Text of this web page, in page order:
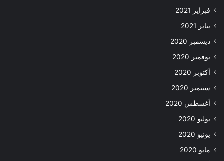
فبراير 2021
يناير 2021
ديسمبر 2020
نوفمبر 2020
أكتوبر 2020
سبتمبر 2020
أغسطس 2020
يوليو 2020
يونيو 2020
مايو 2020